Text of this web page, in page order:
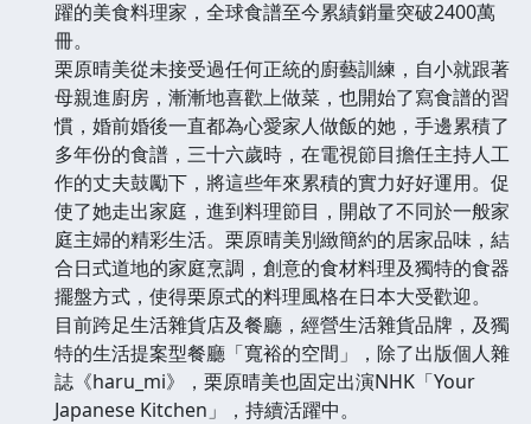
躍的美食料理家，全球食譜至今累績銷量突破2400萬
冊。
栗原晴美從未接受過任何正統的廚藝訓練，自小就跟著
母親進廚房，漸漸地喜歡上做菜，也開始了寫食譜的習
慣，婚前婚後一直都為心愛家人做飯的她，手邊累積了
多年份的食譜，三十六歲時，在電視節目擔任主持人工
作的丈夫鼓勵下，將這些年來累積的實力好好運用。促
使了她走出家庭，進到料理節目，開啟了不同於一般家
庭主婦的精彩生活。栗原晴美別緻簡約的居家品味，結
合日式道地的家庭烹調，創意的食材料理及獨特的食器
擺盤方式，使得栗原式的料理風格在日本大受歡迎。
目前跨足生活雜貨店及餐廳，經營生活雜貨品牌，及獨
特的生活提案型餐廳「寬裕的空間」，除了出版個人雜
誌《haru_mi》，栗原晴美也固定出演NHK「Your
Japanese Kitchen」，持續活躍中。